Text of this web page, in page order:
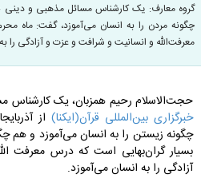
گروه معارف: یک کارشناس مسائل مذهبی و دینی
چگونه مردن را به انسان می‌آموزد، گفت: ماه
معرفت‌الله و انسانیت و شرافت و عزت و آزادگی را
حجت‌الاسلام رحیم همزبان، یک کارشناس
خبرگزاری بین‌المللی قرآن(ایکنا) از
چگونه زیستن را به انسان می‌آموزد و هم
بسیار گران‌بهایی است که درس معرفت
آزادگی را به انسان می‌آموزد.